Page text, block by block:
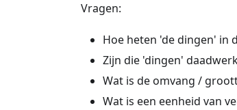
Vragen:
Hoe heten 'de dingen' in
Zijn die 'dingen'
Wat is de omvang /
Wat is een eenheid van